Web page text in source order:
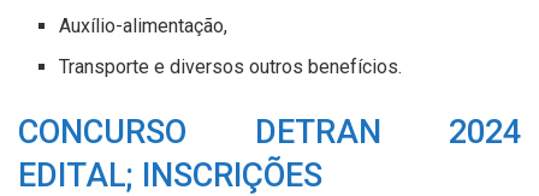
Auxílio-alimentação,
Transporte e diversos outros benefícios.
CONCURSO DETRAN 2024
EDITAL; INSCRIÇÕES